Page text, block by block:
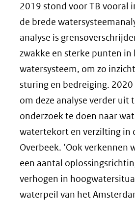
2019 stond voor TB vooral
de brede
analyse is
zwakke en sterke punten in
watersysteem, om zo
sturing en bedreiging.
om deze analyse verder uit
onderzoek te doen naar
watertekort en verzilting in
Overbeek. ‘Ook verkennen
een aantal
verhogen in
waterpeil van het